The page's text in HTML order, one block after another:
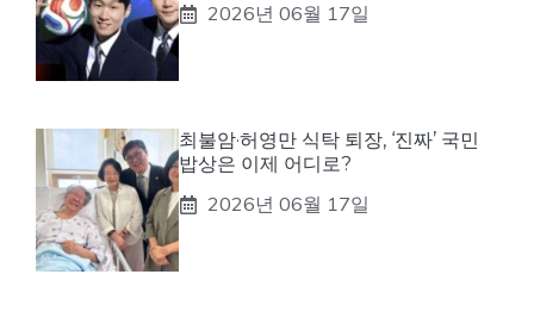
2026년 06월 17일
최불암·허영만 식탁 퇴장, ‘진짜’ 국민
밥상은 이제 어디로?
2026년 06월 17일